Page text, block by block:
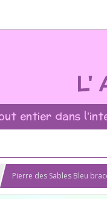
L'
entier dans
Pierre des Sables Bleu